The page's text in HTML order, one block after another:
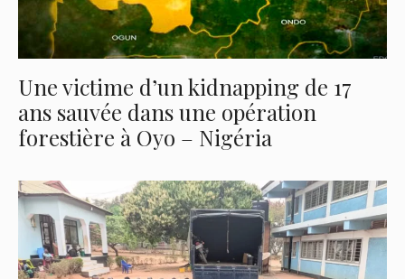
Une victime d’un kidnapping de 17
ans sauvée dans une opération
forestière à Oyo – Nigéria